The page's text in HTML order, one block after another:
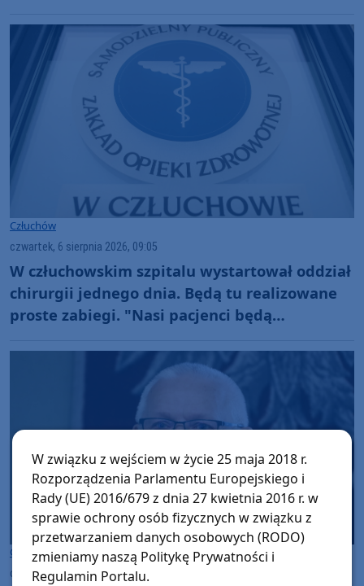
Człuchów
czwartek, 6 sierpnia 2026, 09:05
W człuchowskim szpitalu wystartował oddział
chirurgii jednego dnia. Będą tu realizowane
proste zabiegi. "Nasi pacjenci będą
Gmina Czarne
czwartek, 6 sierpnia 2026, 08:04
W związku z wejściem w życie 25 maja 2018 r.
Rozporządzenia Parlamentu Europejskiego i
Rady (UE) 2016/679 z dnia 27 kwietnia 2016 r. w
sprawie ochrony osób fizycznych w związku z
przetwarzaniem danych osobowych (RODO)
zmieniamy naszą Politykę Prywatności i
Regulamin Portalu.